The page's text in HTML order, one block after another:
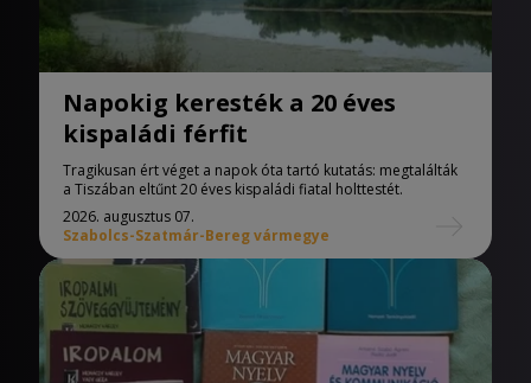
Napokig keresték a 20 éves
kispaládi férfit
Tragikusan ért véget a napok óta tartó kutatás: megtalálták
a Tiszában eltűnt 20 éves kispaládi fiatal holttestét.
2026. augusztus 07.
Szabolcs-Szatmár-Bereg vármegye